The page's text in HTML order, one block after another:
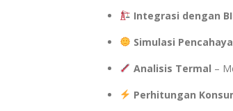
Integrasi dengan
Simulasi
Analisis Termal –
Perhitungan